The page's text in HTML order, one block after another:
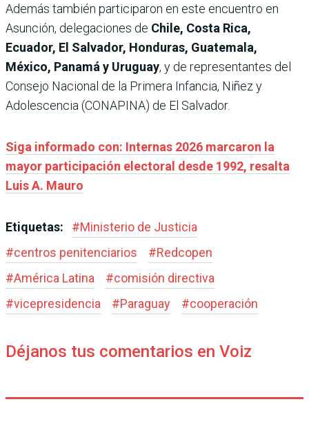
Además también participaron en este encuentro en
Asunción, delegaciones de Chile, Costa Rica,
Ecuador, El Salvador, Honduras, Guatemala,
México, Panamá y Uruguay, y de representantes del
Consejo Nacional de la Primera Infancia, Niñez y
Adolescencia (CONAPINA) de El Salvador.
Siga informado con: Internas 2026 marcaron la
mayor participación electoral desde 1992, resalta
Luis A. Mauro
Etiquetas: #Ministerio de Justicia
#centros penitenciarios #Redcopen
#América Latina #comisión directiva
#vicepresidencia #Paraguay #cooperación
Déjanos tus comentarios en Voiz